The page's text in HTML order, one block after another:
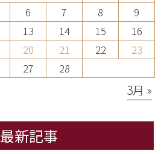
6 7 8
9
13 14 15
16
20 21 22
23
27 28
3月 »
最新記事